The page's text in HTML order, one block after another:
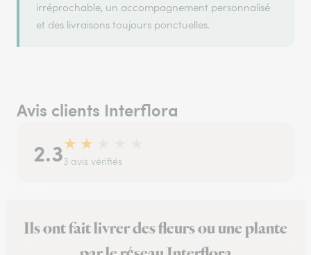
irréprochable, un accompagnement personnalisé
et des livraisons toujours ponctuelles.
Avis clients Interflora
2.3★ ★
3 avis vérifiés
Ils ont fait livrer des fleurs ou une plante